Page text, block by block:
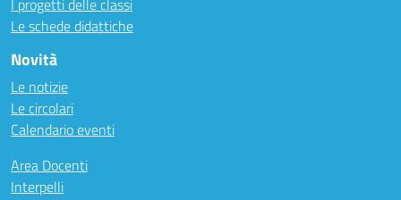
I progetti delle classi
Le schede didattiche
Novità
Le notizie
Le circolari
Calendario eventi
Area Docenti
Interpelli